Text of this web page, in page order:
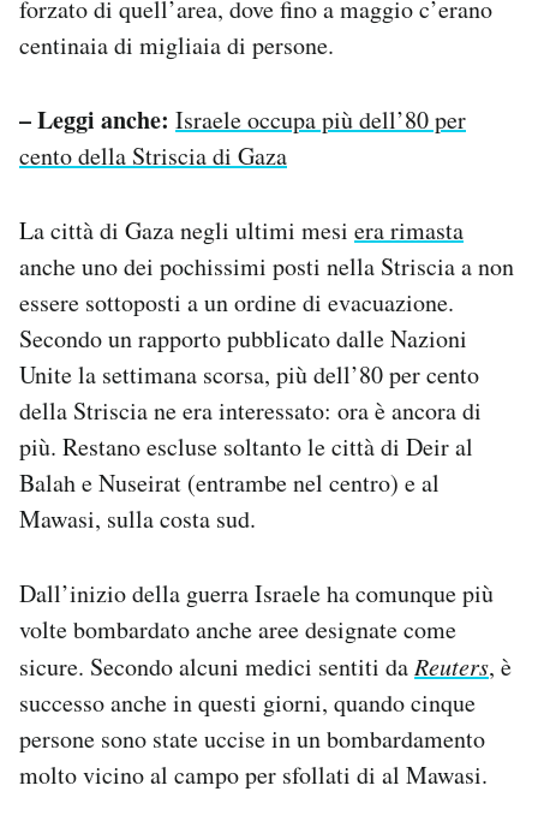
forzato di quell’area, dove fino a maggio c’erano
centinaia di migliaia di persone.
– Leggi anche: Israele occupa più dell’80 per
cento della Striscia di Gaza
La città di Gaza negli ultimi mesi era rimasta
anche uno dei pochissimi posti nella Striscia a non
essere sottoposti a un ordine di evacuazione.
Secondo un rapporto pubblicato dalle Nazioni
Unite la settimana scorsa, più dell’80 per cento
della Striscia ne era interessato: ora è ancora di
più. Restano escluse soltanto le città di Deir al
Balah e Nuseirat (entrambe nel centro) e al
Mawasi, sulla costa sud.
Dall’inizio della guerra Israele ha comunque più
volte bombardato anche aree designate come
sicure. Secondo alcuni medici sentiti daReuters, è
successo anche in questi giorni, quando cinque
persone sono state uccise in un bombardamento
molto vicino al campo per sfollati di al Mawasi.